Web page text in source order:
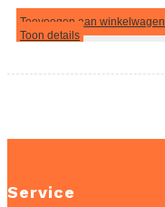
Toevoegen aan winkelwagen
Toon details
Service